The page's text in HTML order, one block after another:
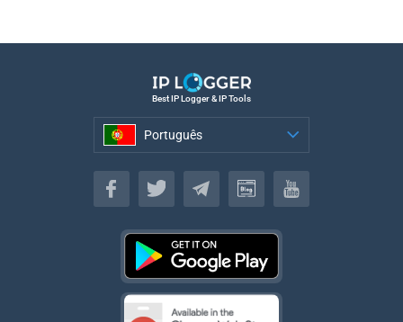
Best IP Logger & IP Tools
Português
Português